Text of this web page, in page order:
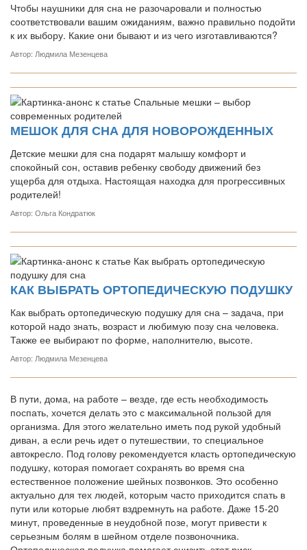
Чтобы наушники для сна не разочаровали и полностью
соответствовали вашим ожиданиям, важно правильно подойти
к их выбору. Какие они бывают и из чего изготавливаются?
Автор: Людмила Мезенцева
МЕШОК ДЛЯ СНА ДЛЯ НОВОРОЖДЕННЫХ
Детские мешки для сна подарят малышу комфорт и
спокойный сон, оставив ребенку свободу движений без
ущерба для отдыха. Настоящая находка для прогрессивных
родителей!
Автор: Ольга Кондратюк
КАК ВЫБРАТЬ ОРТОПЕДИЧЕСКУЮ ПОДУШКУ
Как выбрать ортопедическую подушку для сна – задача, при
которой надо знать, возраст и любимую позу сна человека.
Также ее выбирают по форме, наполнителю, высоте.
Автор: Людмила Мезенцева
В пути, дома, на работе – везде, где есть необходимость
поспать, хочется делать это с максимальной пользой для
организма. Для этого желательно иметь под рукой удобный
диван, а если речь идет о путешествии, то специальное
автокресло. Под голову рекомендуется класть ортопедическую
подушку, которая помогает сохранять во время сна
естественное положение шейных позвонков. Это особенно
актуально для тех людей, которым часто приходится спать в
пути или которые любят вздремнуть на работе. Даже 15-20
минут, проведенные в неудобной позе, могут привести к
серьезным болям в шейном отделе позвоночника.